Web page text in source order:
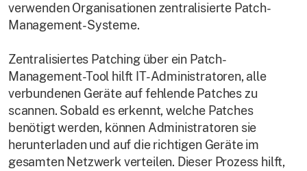
verwenden Organisationen zentralisierte Patch-
Management-Systeme.
Zentralisiertes Patching über ein Patch-
Management-Tool hilft IT-Administratoren, alle
verbundenen Geräte auf fehlende Patches zu
scannen. Sobald es erkennt, welche Patches
benötigt werden, können Administratoren sie
herunterladen und auf die richtigen Geräte im
gesamten Netzwerk verteilen. Dieser Prozess hilft,